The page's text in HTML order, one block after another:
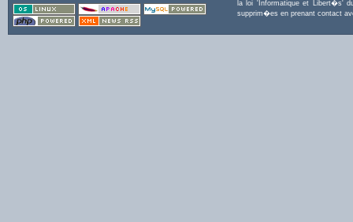
la loi 'Informatique et Libert�s'
supprim�es en prenant contact